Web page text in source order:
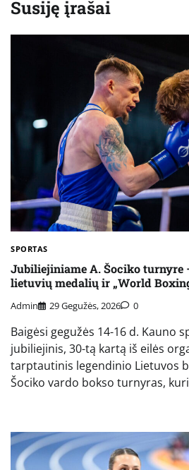
Susiję įrašai
SPORTAS
Jubiliejiniame A. Šociko turnyre
lietuvių medalių ir „World
Admin 29 Gegužės, 2026 0
Baigėsi gegužės 14-16 d. Kauno
jubiliejinis, 30-tą kartą iš eilės
tarptautinis legendinio Lietuvos
Šociko vardo bokso turnyras,